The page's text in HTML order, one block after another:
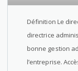
Définition Le
directrice
bonne gestion
l’entreprise.